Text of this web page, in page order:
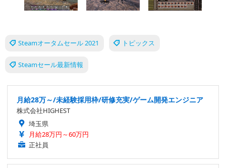
Steamオータムセール 2021 トピックス
Steamセール最新情報
月給28万～/未経験採用枠/研修充実/ゲーム開発エンジニア
株式会社HIGHEST
埼玉県
月給28万円～60万円
正社員